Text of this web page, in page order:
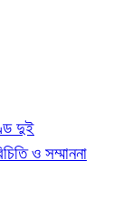
দুই
ও সম্মাননা